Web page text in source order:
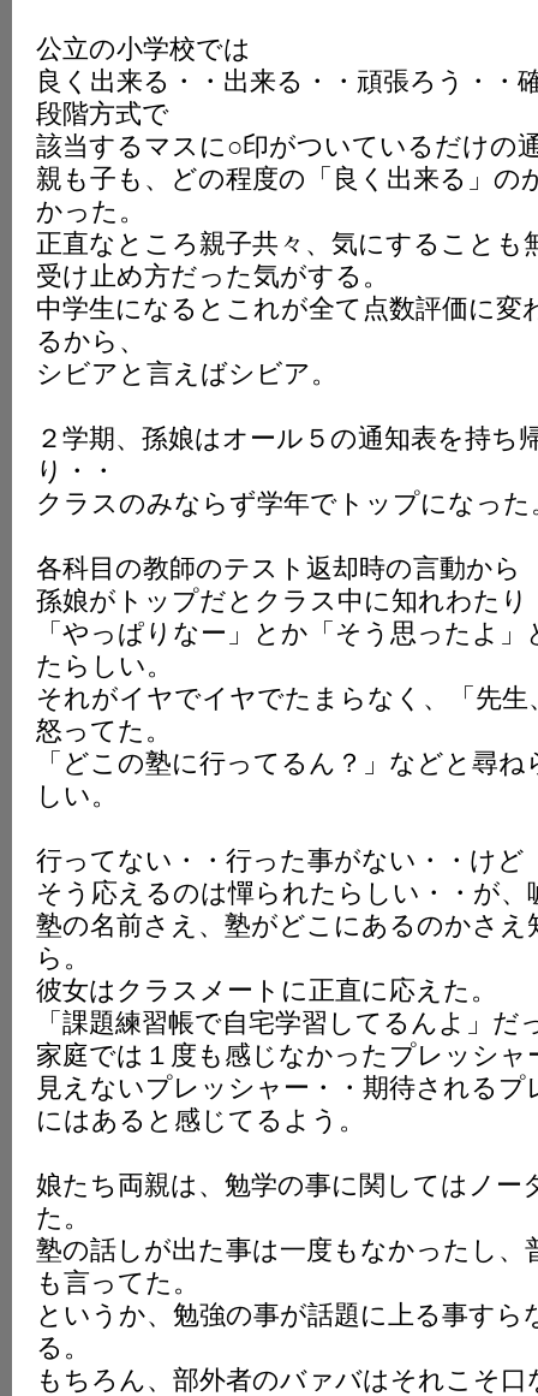
公立の小学校では
良く出来る・・出来る・・頑張ろう・・
段階方式で
該当するマスに○印がついているだけの
親も子も、どの程度の「良く出来る」の
かった。
正直なところ親子共々、気にすることも
受け止め方だった気がする。
中学生になるとこれが全て点数評価に変
るから、
シビアと言えばシビア。
２学期、孫娘はオール５の通知表を持ち
り・・
クラスのみならず学年でトップになった
各科目の教師のテスト返却時の言動から
孫娘がトップだとクラス中に知れわたり
「やっぱりなー」とか「そう思ったよ
たらしい。
それがイヤでイヤでたまらなく、「先生
怒ってた。
「どこの塾に行ってるん？」などと尋
しい。
行ってない・・行った事がない・・けど
そう応えるのは憚られたらしい・・が、
塾の名前さえ、塾がどこにあるのかさえ
ら。
彼女はクラスメートに正直に応えた。
「課題練習帳で自宅学習してるんよ」だ
家庭では１度も感じなかったプレッシャ
見えないプレッシャー・・期待されるプ
にはあると感じてるよう。
娘たち両親は、勉学の事に関してはノー
た。
塾の話しが出た事は一度もなかったし、
も言ってた。
というか、勉強の事が話題に上る事すら
る。
もちろん、部外者のバァバはそれこそ